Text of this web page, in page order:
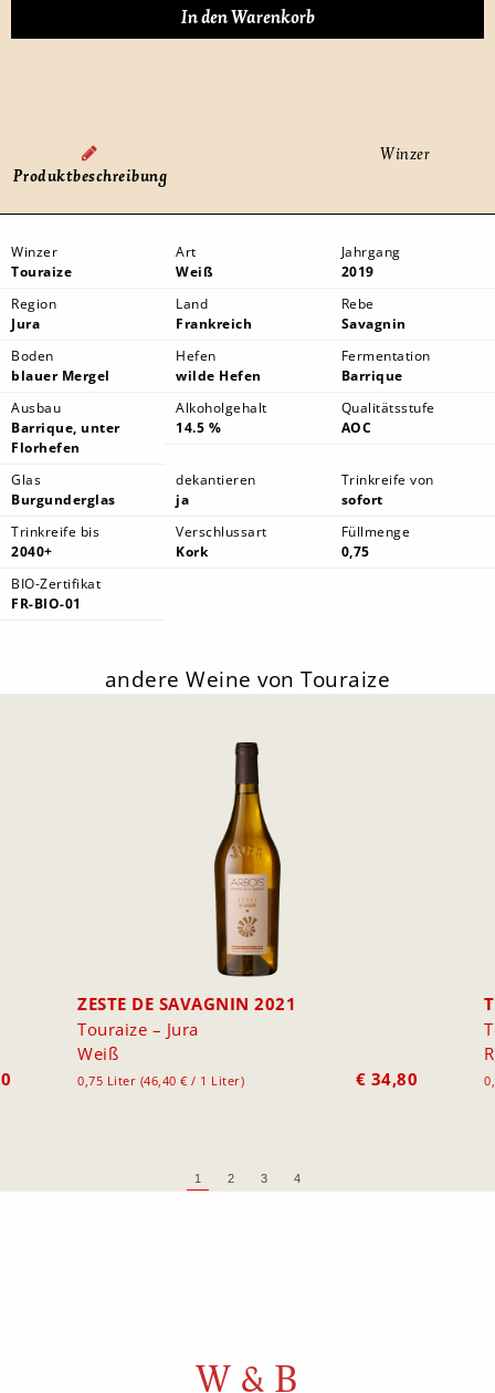
Produktbeschreibung
Winzer
Winzer
Touraize
Art
Weiß
Jahrgang
2019
Region
Jura
Land
Frankreich
Rebe
Savagnin
Boden
blauer Mergel
Hefen
wilde Hefen
Fermentation
Barrique
Ausbau
Barrique, unter
Florhefen
Alkoholgehalt
14.5 %
Qualitätsstufe
AOC
Glas
Burgunderglas
dekantieren
ja
Trinkreife von
sofort
Trinkreife bis
2040+
Verschlussart
Kork
Füllmenge
0,75
BIO-Zertifikat
FR-BIO-01
andere Weine von Touraize
ZESTE DE SAVAGNIN 2021
Touraize – Jura
Weiß
0,75 Liter (46,40 € / 1 Liter) € 34,80
1 2 3 4
W & B